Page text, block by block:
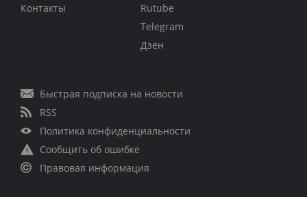
Контакты
Rutube
Telegram
Дзен
Быстрая подписка на новости
RSS
Политика конфиденциальности
Сообщить об ошибке
Правовая информация